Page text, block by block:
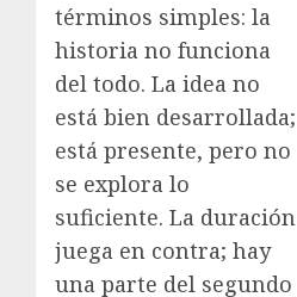
términos simples: la
historia no funciona
del todo. La idea no
está bien desarrollada;
está presente, pero no
se explora lo
suficiente. La duración
juega en contra; hay
una parte del segundo